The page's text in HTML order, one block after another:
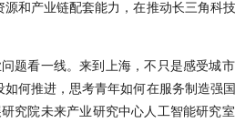
和产业链配套能力，在推动长三角科
题看一线。来到上海，不只是感受城
何推进，思考青年如何在服务制造强
究院未来产业研究中心人工智能研究